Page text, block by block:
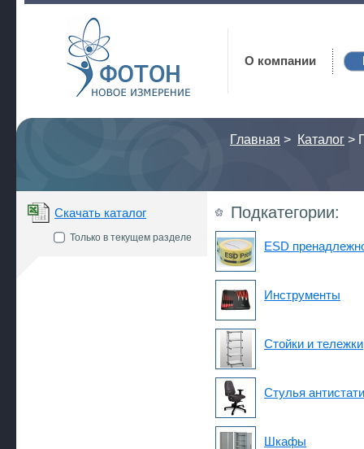
Фотон
О компании
Главная > Каталог >
Скачать каталог
Только в текущем разделе
Подкатегории:
ESD
Инструменты
Стойки и тележки
Стулья
Шкафы